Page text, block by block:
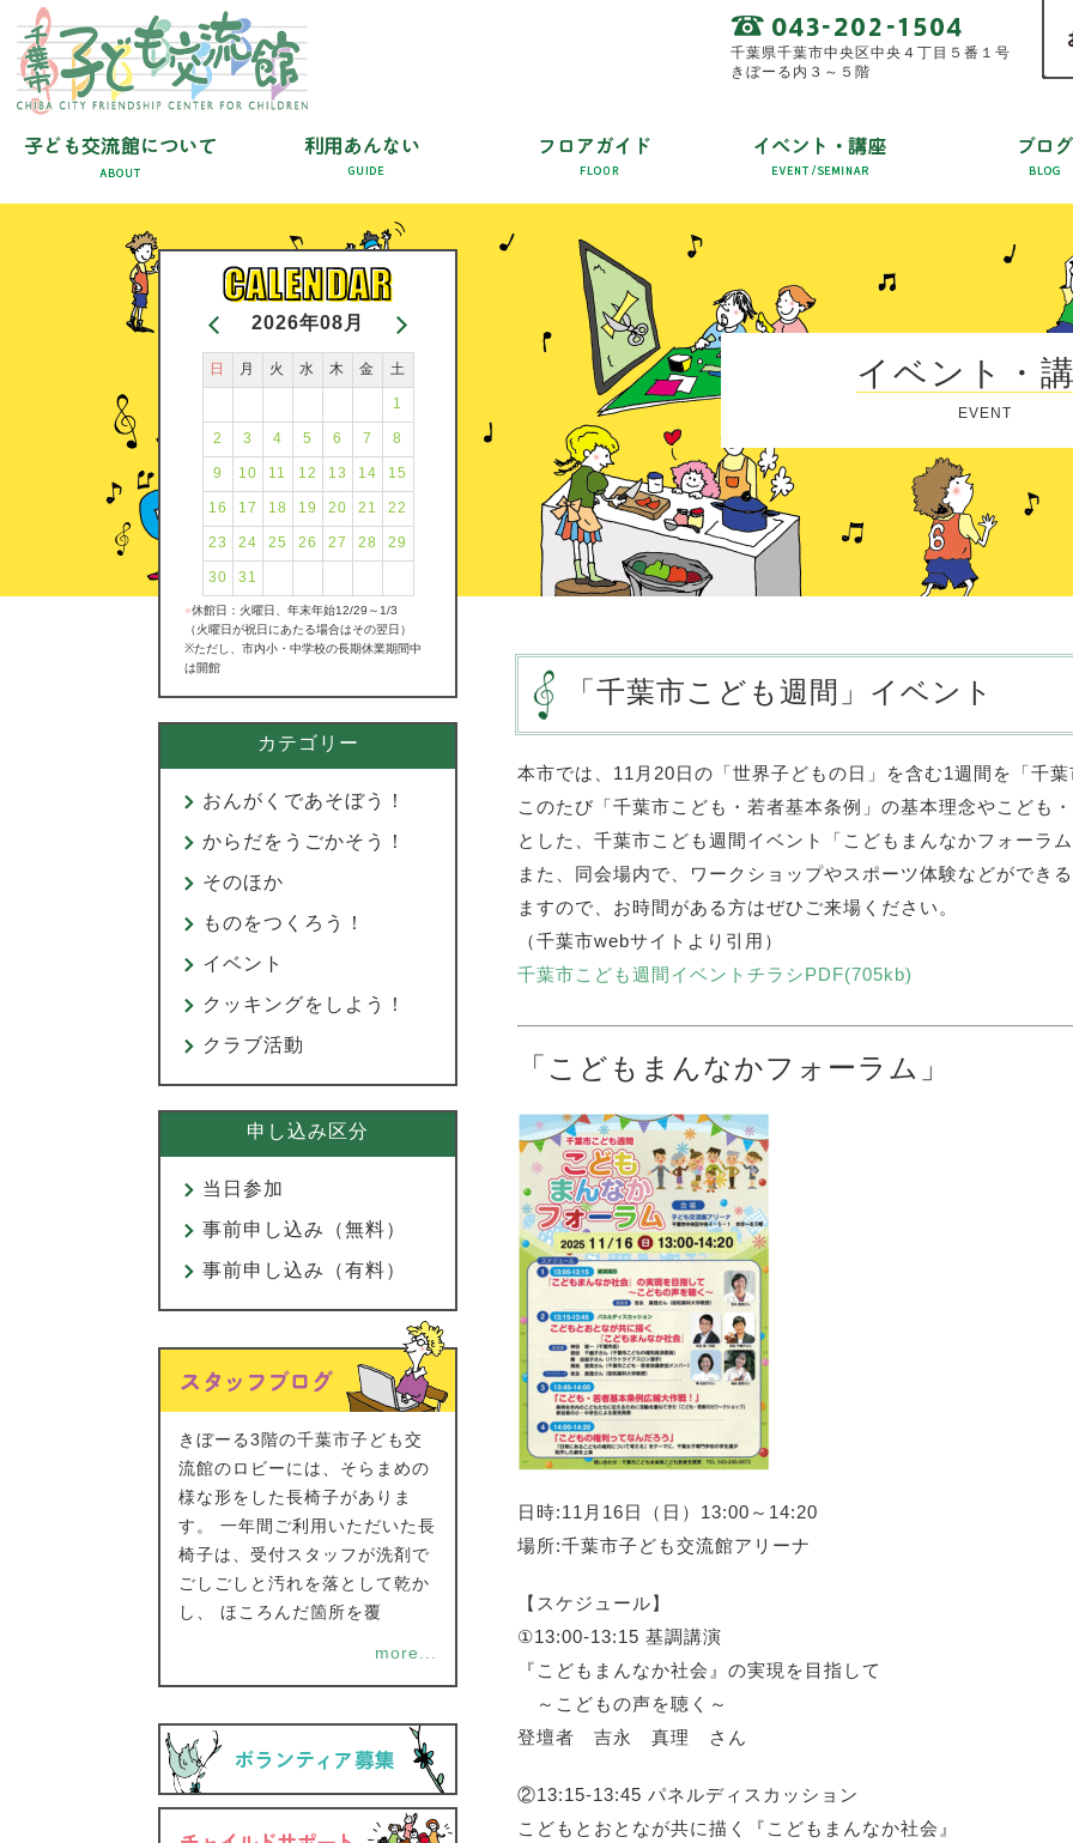
千葉県千葉市中央区中央４丁目５番１号
きぼーる内３～５階
イベント・
EVENT
「千葉市こども週間」イベント
本市では、11月20日の「世界子どもの日」を含む1週間を「千
このたび「千葉市こども・若者基本条例」の基本理念やこども
とした、千葉市こども週間イベント「こどもまんなかフォーラ
また、同会場内で、ワークショップやスポーツ体験などができ
ますので、お時間がある方はぜひご来場ください。
（千葉市webサイトより引用）
千葉市こども週間イベントチラシPDF(705kb)
「こどもまんなかフォーラム」
日時:11月16日（日）13:00～14:20
場所:千葉市子ども交流館アリーナ
【スケジュール】
①13:00-13:15 基調講演
『こどもまんなか社会』の実現を目指して
～こどもの声を聴く～
登壇者 吉永 真理 さん
②13:15-13:45 パネルディスカッション
こどもとおとなが共に描く『こどもまんなか社会』
2026年08月
日 月 火 水 木 金 土
1
2 3 4 5 6 7 8
9 10 11 12 13 14 15
16 17 18 19 20 21 22
23 24 25 26 27 28 29
30 31
●休館日：火曜日、年末年始12/29～1/3
（火曜日が祝日にあたる場合はその翌日）
※ただし、市内小・中学校の長期休業期間中
は開館
カテゴリー
おんがくであそぼう！
からだをうごかそう！
そのほか
ものをつくろう！
イベント
クッキングをしよう！
クラブ活動
申し込み区分
当日参加
事前申し込み（無料）
事前申し込み（有料）
きぼーる3階の千葉市子ども交
流館のロビーには、そらまめの
様な形をした長椅子がありま
す。 一年間ご利用いただいた長
椅子は、受付スタッフが洗剤で
ごしごしと汚れを落として乾か
し、 ほころんだ箇所を覆
more...